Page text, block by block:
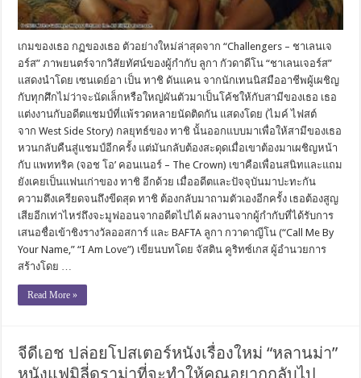
เกมของเธอ กฏของเธอ ตัวอย่างใหม่ล่าสุดจาก “Challengers – ชาเลนเจ
อร์ส” ภาพยนตร์จากวิสัยทัศน์ของผู้กำกับ ลูกา กัวดาดีโน “ชาเลนเจอร์ส”
แสดงนำโดย เซนเดย์อา เป็น ทาชิ ดันแคน จากนักเทนนิสมืออาชีพผู้เผชิญ
กับทุกศึกไม่ว่าจะนัดเล็กหรือใหญ่ผันตัวมาเป็นโค้ชให้กับสามีของเธอ เธอ
แต่งงานกับอดีตแชมป์ที่แพ้รวดหลายนัดติดกัน แสดงโดย (ไมค์ ไฟสต์
จาก West Side Story) กลยุทธ์ของ ทาชิ นั้นออกแบบมาเพื่อให้สามีของเธอ
หวนกลับคืนสู่แชมป์อีกครั้ง แต่มันกลับต้องสะดุดเมื่อเขาต้องมาเผชิญหน้า
กับ แพททริค (จอช โอ’ คอนเนอร์ – The Crown) เขาคือเพื่อนสนิทและแถม
ยังเคยเป็นแฟนเก่าของ ทาชิ อีกด้วย เมื่ออดีตและปัจจุบันมาปะทะกัน
ความตึงเครียดจนถึงขีดสุด ทาชิ ต้องกลับมาถามตัวเองอีกครั้ง เธอต้องสูญ
เสียอีกเท่าไหร่ถึงจะมูฟออนจากอดีตไปได้ ผลงานจากผู้กำกับที่ได้รับการ
เสนอชื่อเข้าชิงรางวัลออสการ์ และ BAFTA ลูกา กวาดาญีโน (“Call Me By
Your Name,” “I Am Love”) เขียนบทโดย จัสติน คูริทซ์เกส ผู้อำนวยการ
สร้างโดย …
Read More »
จีดีเอช ปล่อยโปสเตอร์หนังเรื่องใหม่ “หลานม่า”
หนังแฟมิลี่ดราม่าที่จะทำให้คุณอยากกลับไป